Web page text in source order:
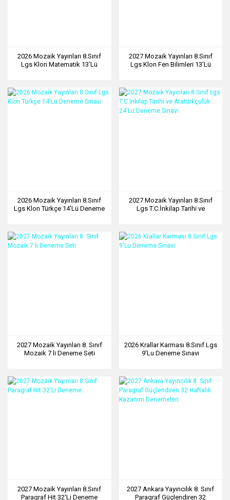
2026 Mozaik Yayınları 8.Sınıf
Lgs Klon Matematik 13'Lü
2027 Mozaik Yayınları 8.Sınıf
Lgs Klon Fen Bilimleri 13'Lü
2026 Mozaik Yayınları 8.Sınıf
Lgs Klon Türkçe 14'Lü Deneme
2027 Mozaik Yayınları 8.Sınıf
Lgs T.C.İnkilap Tarihi ve
2027 Mozaik Yayınları 8. Sınıf
Mozaik 7 li Deneme Seti
2026 Krallar Karması 8.Sınıf Lgs
9'Lu Deneme Sınavı
2027 Mozaik Yayınları 8.Sınıf
Paragraf Hit 32'Li Deneme
2027 Ankara Yayıncılık 8. Sınıf
Paragraf Güçlendiren 32